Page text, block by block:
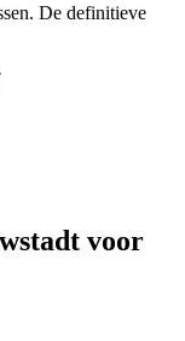
De definitieve
voor